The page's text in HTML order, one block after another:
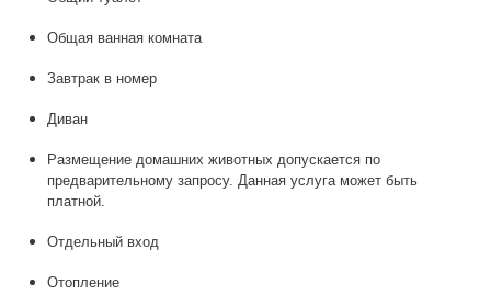
Общая ванная комната
Завтрак в номер
Диван
Размещение домашних животных допускается по
предварительному запросу. Данная услуга может быть
платной.
Отдельный вход
Отопление